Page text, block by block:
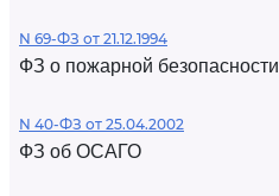
N 69-ФЗ от 21.12.1994
ФЗ о пожарной безопасности
N 40-ФЗ от 25.04.2002
ФЗ об ОСАГО